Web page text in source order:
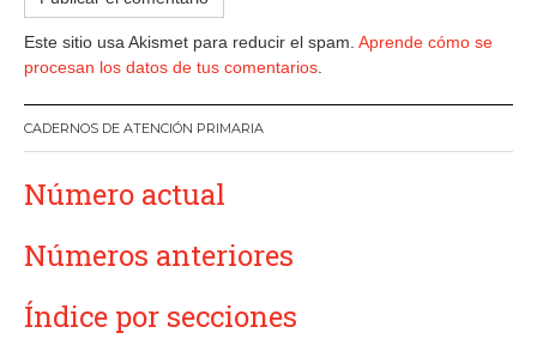
Este sitio usa Akismet para reducir el spam. Aprende cómo se
procesan los datos de tus comentarios
CADERNOS DE ATENCIÓN PRIMARIA
Número actual
Números anteriores
Índice por secciones